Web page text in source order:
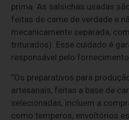
prima. As salsichas usadas
feitas de carne de verdade e
mecanicamente separada,
triturados). Esse cuidado é
responsável pelo
“Os preparativos para
artesanais, feitas a base de
selecionadas, incluem a
como temperos, envoltórios